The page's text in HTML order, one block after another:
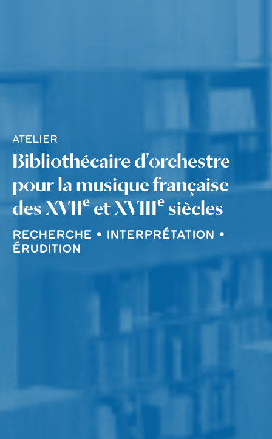
ATELIER
Bibliothécaire d'orchestre
pour la musique française
des XVIIeet XVIIIe siècles
RECHERCHE • INTERPRÉTATION •
ÉRUDITION